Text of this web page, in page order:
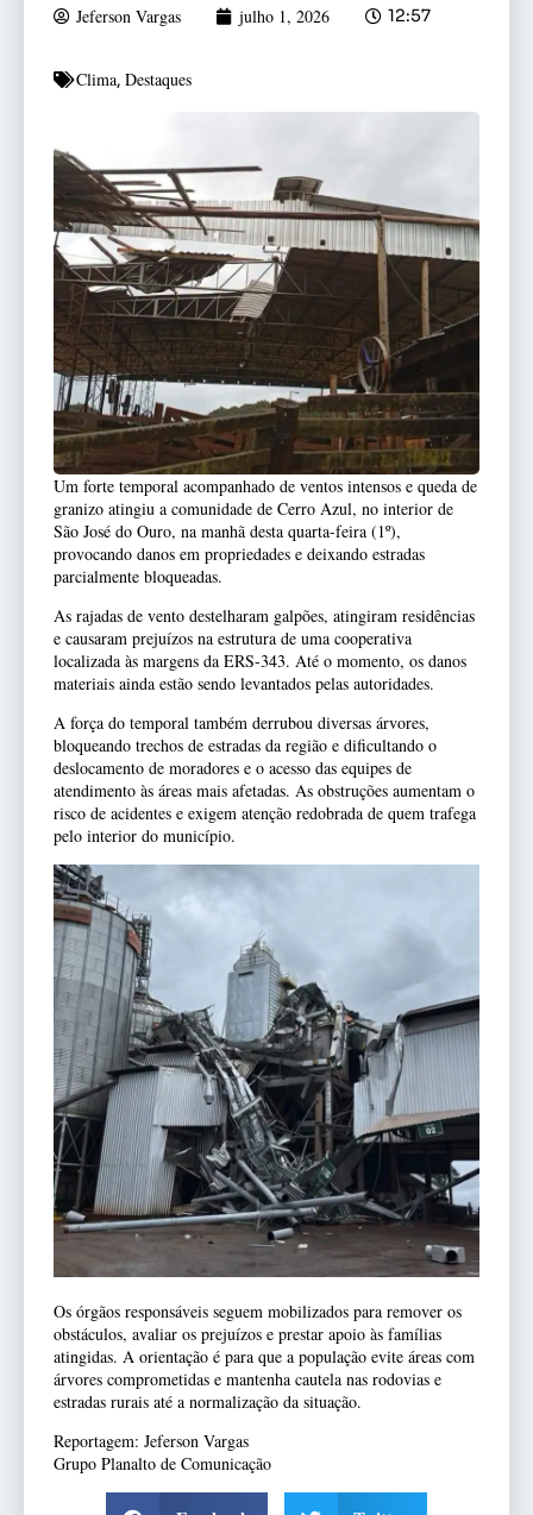
Jeferson Vargas julho 1, 2026 12:57
Clima, Destaques
Um forte temporal acompanhado de ventos intensos e queda de
granizo atingiu a comunidade de Cerro Azul, no interior de
São José do Ouro, na manhã desta quarta-feira (1º),
provocando danos em propriedades e deixando estradas
parcialmente bloqueadas.
As rajadas de vento destelharam galpões, atingiram residências
e causaram prejuízos na estrutura de uma cooperativa
localizada às margens da ERS-343. Até o momento, os danos
materiais ainda estão sendo levantados pelas autoridades.
A força do temporal também derrubou diversas árvores,
bloqueando trechos de estradas da região e dificultando o
deslocamento de moradores e o acesso das equipes de
atendimento às áreas mais afetadas. As obstruções aumentam o
risco de acidentes e exigem atenção redobrada de quem trafega
pelo interior do município.
Os órgãos responsáveis seguem mobilizados para remover os
obstáculos, avaliar os prejuízos e prestar apoio às famílias
atingidas. A orientação é para que a população evite áreas com
árvores comprometidas e mantenha cautela nas rodovias e
estradas rurais até a normalização da situação.
Reportagem: Jeferson Vargas
Grupo Planalto de Comunicação